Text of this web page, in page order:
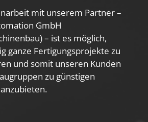
mit unserem Partner –
GmbH
– ist es möglich,
ganze Fertigungsprojekte zu
und somit unseren Kunden
zu günstigen